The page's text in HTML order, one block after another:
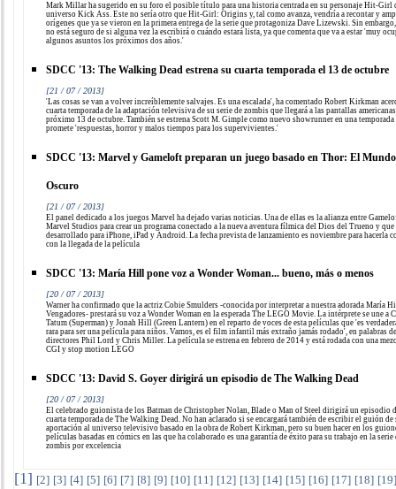
Mark Millar ha sugerido en su foro el posible título para una historia centrada en su personaje Hit-Girl
universo Kick Ass. Este no sería otro que Hit-Girl: Origins y, tal como avanza, vendría a recontar y
orígenes que ya se vieron en la primera entrega de la serie que protagoniza Dave Lizewski. Sin
no está seguro de si alguna vez la escribirá o cuándo estará lista, ya que comenta que va a estar 'muy
algunos asuntos los próximos dos años.'
SDCC '13: The Walking Dead estrena su cuarta temporada el 13 de octubre
[21 / 07 / 2013]
'Las cosas se van a volver increíblemente salvajes. Es una escalada', ha comentado Robert Kirkman
cuarta temporada de la adaptación televisiva de su serie de zombis que llegará a las pantallas
próximo 13 de octubre. También se estrena Scott M. Gimple como nuevo showrunner en una temporada
promete 'respuestas, horror y malos tiempos para los supervivientes.'
SDCC '13: Marvel y Gameloft preparan un juego basado en Thor: El Mundo
Oscuro
[21 / 07 / 2013]
El panel dedicado a los juegos Marvel ha dejado varias noticias. Una de ellas es la alianza entre
Marvel Studios para crear un programa conectado a la nueva aventura fílmica del Dios del Trueno y que
desarrollado para iPhone, iPad y Android. La fecha prevista de lanzamiento es noviembre para hacerla
con la llegada de la película
SDCC '13: María Hill pone voz a Wonder Woman... bueno, más o menos
[20 / 07 / 2013]
Warner ha confirmado que la actriz Cobie Smulders -conocida por interpretar a nuestra adorada María
Vengadores- prestará su voz a Wonder Woman en la esperada The LEGO Movie. La intérprete se une a
Tatum (Superman) y Jonah Hill (Green Lantern) en el reparto de voces de esta películas que 'es
rara para ser una película para niños. Vamos, es el film infantil más extraño jamás rodado', en palabras
directores Phil Lord y Chris Miller. La película se estrena en febrero de 2014 y está rodada con una
CGI y stop motion LEGO
SDCC '13: David S. Goyer dirigirá un episodio de The Walking Dead
[20 / 07 / 2013]
El celebrado guionista de los Batman de Christopher Nolan, Blade o Man of Steel dirigirá un episodio
cuarta temporada de The Walking Dead. No han aclarado si se encargará también de escribir el guión de
aportación al universo televisivo basado en la obra de Robert Kirkman, pero su buen hacer en los
películas basadas en cómics en las que ha colaborado es una garantía de éxito para su trabajo en la serie
zombis por excelencia
[1] [2] [3] [4] [5] [6] [7] [8] [9] [10] [11] [12] [13] [14] [15] [16] [17] [18] [19]